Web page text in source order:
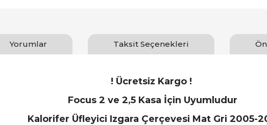
Yorumlar Taksit Seçenekleri
! Ücretsiz Kargo !
Focus 2 ve 2,5 Kasa İçin Uyumludur
Kalorifer Üfleyici Izgara Çerçevesi Mat Gri 2005-